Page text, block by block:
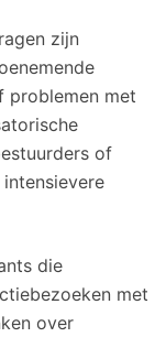
zijn
problemen met
of
die
met
over